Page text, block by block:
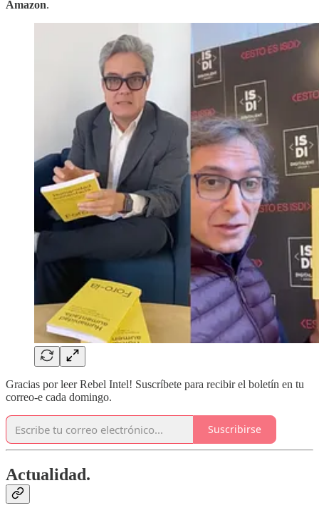
Amazon.
Gracias por leer Rebel Intel! Suscríbete para recibir el boletín en tu
correo-e cada domingo.
Suscribirse
Actualidad.